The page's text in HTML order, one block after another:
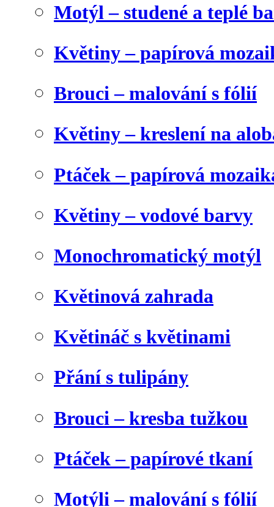
Motýl – studené a teplé
Květiny – papírová
Brouci – malování s fólií
Květiny – kreslení na
Ptáček – papírová
Květiny – vodové barvy
Monochromatický motýl
Květinová zahrada
Květináč s květinami
Přání s tulipány
Brouci – kresba tužkou
Ptáček – papírové tkaní
Motýli – malování s fólií